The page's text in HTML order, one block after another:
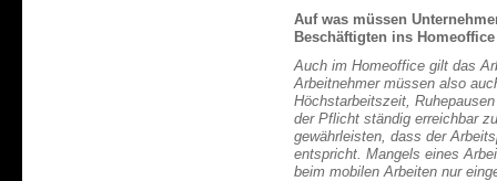
Auf was müssen
Beschäftigten ins
Auch im Homeoffice gilt das
Arbeitnehmer müssen also
Höchstarbeitszeit,
der Pflicht ständig erreichbar
gewährleisten, dass der
entspricht. Mangels eines
beim mobilen Arbeiten nur